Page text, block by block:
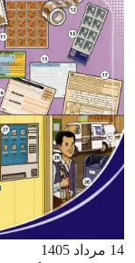
14 مرداد 1405